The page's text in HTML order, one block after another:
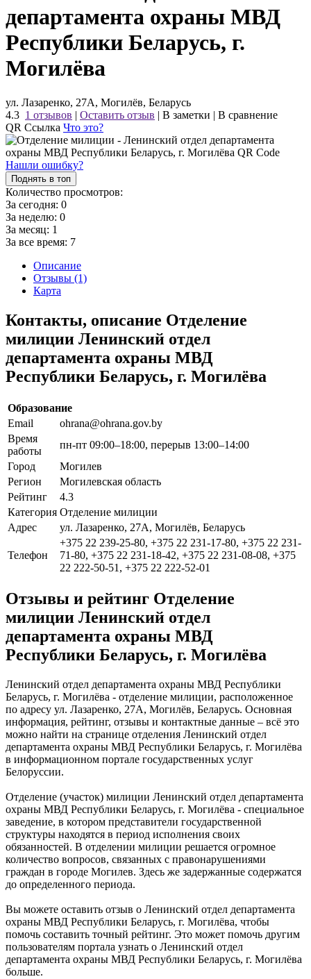
департамента охраны МВД
Республики Беларусь, г.
Могилёва
ул. Лазаренко, 27А, Могилёв, Беларусь
4.3 1 отзывов | Оставить отзыв | В заметки | В сравнение
QR Ссылка Что это?
Нашли ошибку?
Поднять в топ
Количество просмотров:
За сегодня: 0
За неделю: 0
За месяц: 1
За все время: 7
Описание
Отзывы (1)
Карта
Контакты, описание Отделение
милиции Ленинский отдел
департамента охраны МВД
Республики Беларусь, г. Могилёва
Образование
Email
ohrana@ohrana.gov.by
Время
работы
пн-пт 09:00–18:00, перерыв 13:00–14:00
Город
Могилев
Регион
Могилевская область
Рейтинг
4.3
Категория Отделение милиции
Адрес
ул. Лазаренко, 27А, Могилёв, Беларусь
Телефон
+375 22 239-25-80, +375 22 231-17-80, +375 22 231-
71-80, +375 22 231-18-42, +375 22 231-08-08, +375
22 222-50-51, +375 22 222-52-01
Отзывы и рейтинг Отделение
милиции Ленинский отдел
департамента охраны МВД
Республики Беларусь, г. Могилёва
Ленинский отдел департамента охраны МВД Республики
Беларусь, г. Могилёва - отделение милиции, расположенное
по адресу ул. Лазаренко, 27А, Могилёв, Беларусь. Основная
информация, рейтинг, отзывы и контактные данные – всё это
можно найти на странице отделения Ленинский отдел
департамента охраны МВД Республики Беларусь, г. Могилёва
в информационном портале государственных услуг
Белоруссии.
Отделение (участок) милиции Ленинский отдел департамента
охраны МВД Республики Беларусь, г. Могилёва - специальное
заведение, в котором представители государственной
структуры находятся в период исполнения своих
обязанностей. В отделении милиции решается огромное
количество вопросов, связанных с правонарушениями
граждан в городе Могилев. Здесь же задержанные содержатся
до определенного периода.
Вы можете оставить отзыв о Ленинский отдел департамента
охраны МВД Республики Беларусь, г. Могилёва, чтобы
помочь составить точный рейтинг. Это может помочь другим
пользователям портала узнать о Ленинский отдел
департамента охраны МВД Республики Беларусь, г. Могилёва
больше.